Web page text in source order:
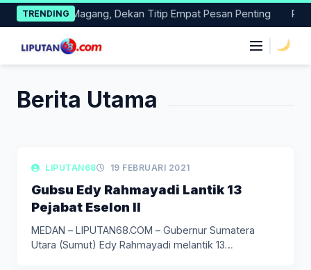
Skip
to
content
TRENDING
Dilepas Magang, Dekan Titip Empat Pesan Penting
Berita Utama
LIPUTAN DAERAH
LIPUTAN68 19 FEBRUARI 2021
Gubsu Edy Rahmayadi Lantik 13
Pejabat Eselon II
MEDAN – LIPUTAN68.COM – Gubernur Sumatera
Utara (Sumut) Edy Rahmayadi melantik 13…